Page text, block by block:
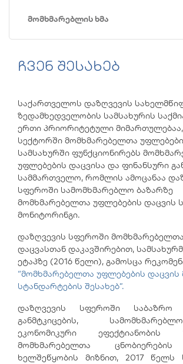
ჩვენ შესახებ
საქართველოს დაზღვევის
ზედამხედველობის სამსახურის
ერთი პრიორიტეტული
სექტორში მომხმარებელთა
სამსახურში ფუნქციონირებს
უფლებების დაცვისა და ფინანსური
სამმართველო, რომლის ამოცანაა
სფეროში სამომხმარებლო ბაზარზე
მომხმარებელთა უფლებების დაცვის
მონიტორინგი.
დაზღვევის სფეროში
დაცვასთან დაკავშირებით,
ეტაპზე (2016 წელი), გამოსცა
“მომხმარებელთა უფლებების დაცვის
სტანდარტების შესახებ”.
დაზღვევის სფეროში საბაზრო
განმტკიცების,
ეკონომიკური ეფექტიანობის
მომხმარებელთა
ხელშეწყობის მიზნით, 2017 წელს
მომხმარებლის ხმა